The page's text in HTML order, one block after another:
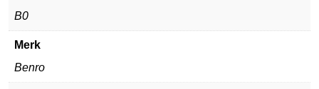
B0
Merk
Benro